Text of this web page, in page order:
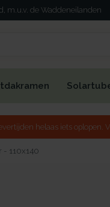
m.u.v. de Waddeneilanden
helaas iets
- 110x140